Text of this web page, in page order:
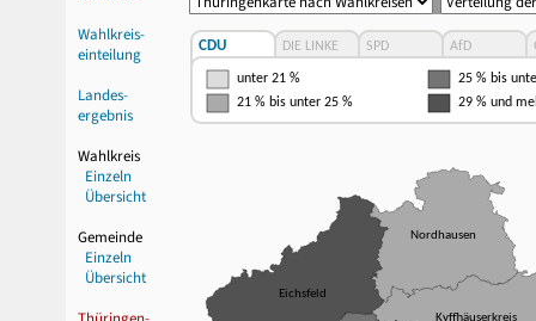
Wahlkreis-
einteilung
Landes-
ergebnis
Wahlkreis
Einzeln
Übersicht
Gemeinde
Einzeln
Übersicht
Kyffhäuserkreis
Nordhausen
Eichsfeld
CDU DIE LINKE SPD AfD
unter 21 %
21 % bis unter 25 %
25 % bis
29 % und